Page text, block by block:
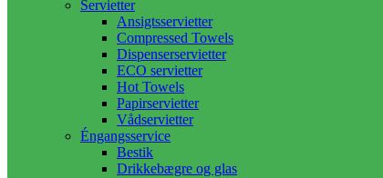
Servietter
Ansigtsservietter
Compressed Towels
Dispenserservietter
ECO servietter
Hot Towels
Papirservietter
Vådservietter
Éngangsservice
Bestik
Drikkebægre og glas